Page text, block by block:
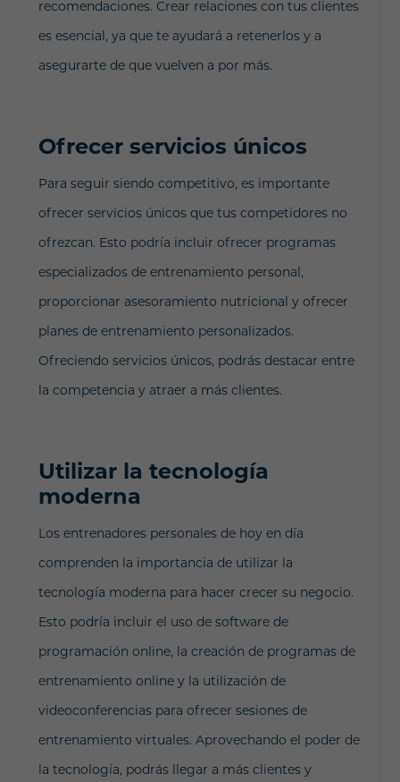
recomendaciones. Crear relaciones con tus clientes
es esencial, ya que te ayudará a retenerlos y a
asegurarte de que vuelven a por más.
Ofrecer servicios únicos
Para seguir siendo competitivo, es importante
ofrecer servicios únicos que tus competidores no
ofrezcan. Esto podría incluir ofrecer programas
especializados de entrenamiento personal,
proporcionar asesoramiento nutricional y ofrecer
planes de entrenamiento personalizados.
Ofreciendo servicios únicos, podrás destacar entre
la competencia y atraer a más clientes.
Utilizar la tecnología
moderna
Los entrenadores personales de hoy en día
comprenden la importancia de utilizar la
tecnología moderna para hacer crecer su negocio.
Esto podría incluir el uso de software de
programación online, la creación de programas de
entrenamiento online y la utilización de
videoconferencias para ofrecer sesiones de
entrenamiento virtuales. Aprovechando el poder de
la tecnología, podrás llegar a más clientes y